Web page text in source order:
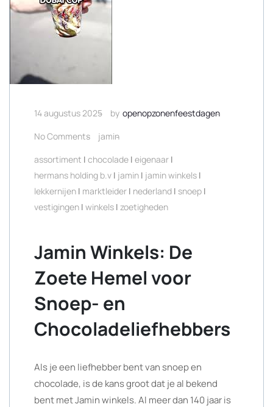
14 augustus 2025 by openopzonenfeestdagen
No Comments
jamin
assortiment | chocolade | eigenaar |
hermans holding b.v | jamin | jamin winkels |
lekkernijen | marktleider | nederland | snoep |
vestigingen | winkels | zoetigheden
Jamin Winkels: De
Zoete Hemel voor
Snoep- en
Chocoladeliefhebbers
Als je een liefhebber bent van snoep en
chocolade, is de kans groot dat je al bekend
bent met Jamin winkels. Al meer dan 140 jaar is